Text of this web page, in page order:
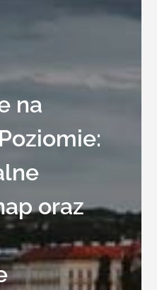
na
oraz